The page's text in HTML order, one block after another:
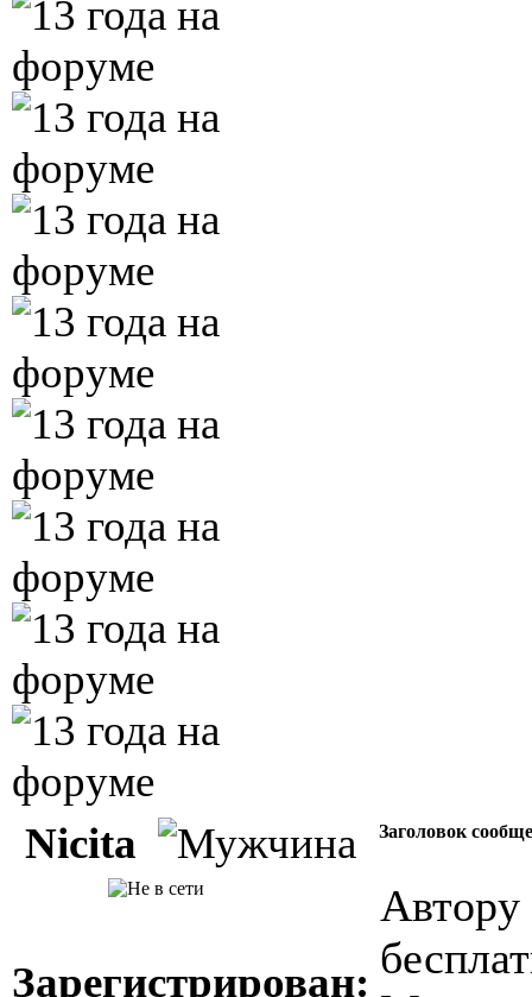
Nicita Заголовок
Зарегистрирован:
Автору